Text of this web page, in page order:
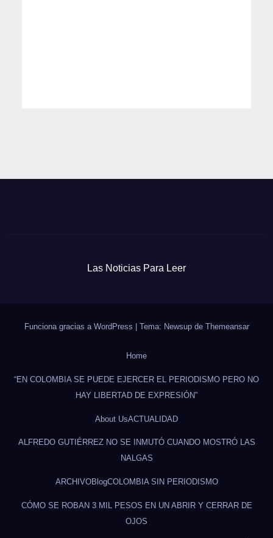
Las Noticias Para Leer
Funciona gracias a WordPress | Tema: Newsup de Themeansar
Home
“EN COLOMBIA SE PUEDE EJERCER EL PERIODISMO PERO NO
HAY LIBERTAD DE EXPRESIÓN”
About UsACTUALIDAD
ALFREDO GUTIÉRREZ NO SE INMUTÓ CUANDO MOSTRÓ LAS
NALGAS
ARCHIVOBlogCOLOMBIA SIN PERIODISMO
CÓMO SE ROBAN 3 MIL PESOS EN UN ABRIR Y CERRAR DE
OJOS